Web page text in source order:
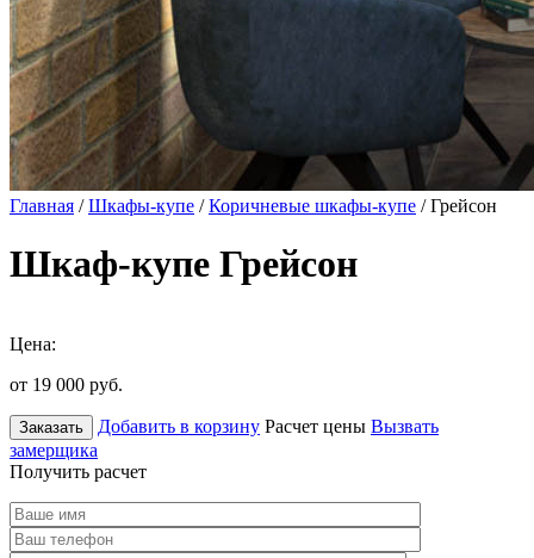
Главная /Шкафы-купе /Коричневые шкафы-купе / Грейсон
Шкаф-купе Грейсон
Цена:
от 19 000 руб.
Заказать Добавить в корзину Расчет цены Вызвать
замерщика
Получить расчет